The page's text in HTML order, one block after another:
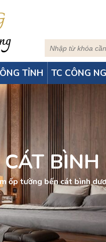
TỈNH TC CÔNG
BÌNH
ốp tường bến cát bình